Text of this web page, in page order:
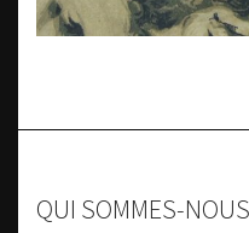
QUI SOMMES-